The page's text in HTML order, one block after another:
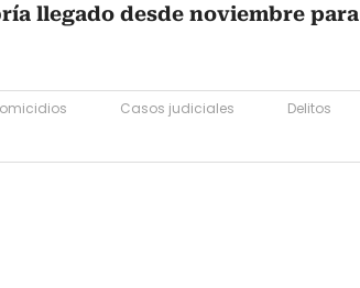
llegado desde noviembre para
Casos judiciales
Delitos